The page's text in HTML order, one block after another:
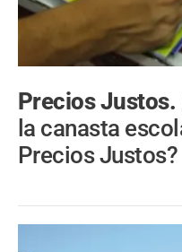
Precios Justos.
la canasta
Precios Justos?